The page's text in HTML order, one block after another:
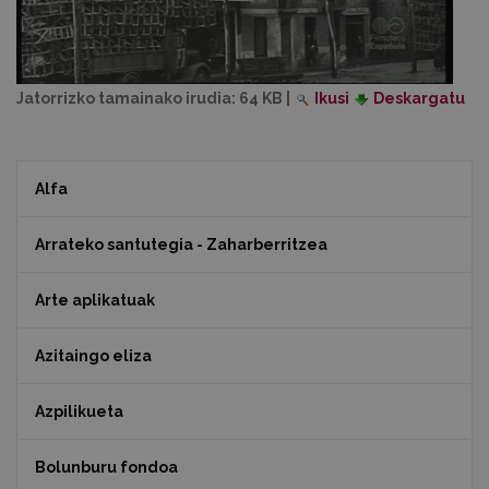
Jatorrizko tamainako irudia: 64 KB Ikusi Deskargatu
Alfa
Arrateko santutegia - Zaharberritzea
Arte aplikatuak
Azitaingo eliza
Azpilikueta
Bolunburu fondoa